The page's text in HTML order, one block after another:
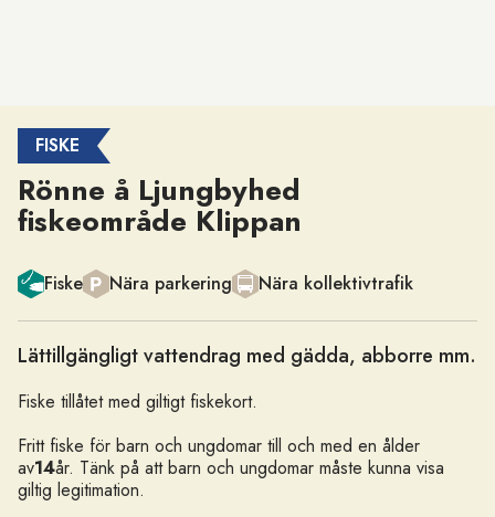
FISKE
Rönne å Ljungbyhed
fiskeområde Klippan
Kategori
Fiske Nära parkering Nära kollektivtrafik
Lättillgängligt vattendrag med gädda, abborre mm.
Fiske tillåtet med giltigt fiskekort.
Fritt fiske för barn och ungdomar till och med en ålder
av14år. Tänk på att barn och ungdomar måste kunna visa
giltig legitimation.